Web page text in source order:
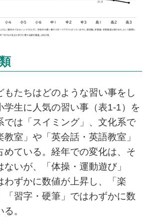
もたちはどのような習い事をし
学生に人気の習い事（表1-1）を
では「スイミング」、文化系で
室」や「英会話・英語教室」
めている。経年での変化は、そ
いが、「体操・運動遊び」
わずかに数値が上昇し、「楽
「習字・硬筆」ではわずかに数
。